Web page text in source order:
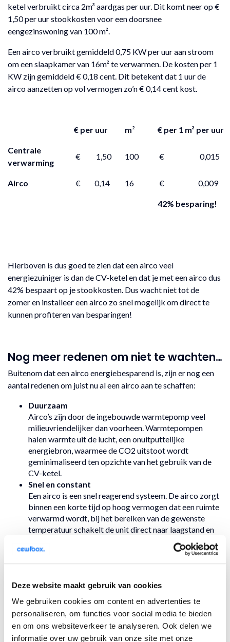
Deze website maakt gebruik van cookies
We gebruiken cookies om content en advertenties te
personaliseren, om functies voor social media te bieden
en om ons websiteverkeer te analyseren. Ook delen we
informatie over uw gebruik van onze site met onze
ketel verbruikt circa 2m³ aardgas per uur. Dit komt neer op €
1,50 per uur stookkosten voor een doorsnee
eengezinswoning van 100 m².
Een airco verbruikt gemiddeld 0,75 KW per uur aan stroom
om een slaapkamer van 16m² te verwarmen. De kosten per 1
KW zijn gemiddeld € 0,18 cent. Dit betekent dat 1 uur de
airco aanzetten op vol vermogen zo’n € 0,14 cent kost.
€ per uur m² € per 1 m² per uur
Centrale
verwarming
€ 1,50 100 € 0,015
Airco € 0,14 16 € 0,009
42% besparing!
Hierboven is dus goed te zien dat een airco veel
energiezuiniger is dan de CV-ketel en dat je met een airco dus
42% bespaart op je stookkosten. Dus wacht niet tot de
zomer en installeer een airco zo snel mogelijk om direct te
kunnen profiteren van besparingen!
Nog meer redenen om niet te wachten…
Buitenom dat een airco energiebesparend is, zijn er nog een
aantal redenen om juist nu al een airco aan te schaffen:
Duurzaam
Airco’s zijn door de ingebouwde warmtepomp veel
milieuvriendelijker dan voorheen. Warmtepompen
halen warmte uit de lucht, een onuitputtelijke
energiebron, waarmee de CO2 uitstoot wordt
geminimaliseerd ten opzichte van het gebruik van de
CV-ketel.
Snel en constant
Een airco is een snel reagerend systeem. De airco zorgt
binnen een korte tijd op hoog vermogen dat een ruimte
verwarmd wordt, bij het bereiken van de gewenste
temperatuur schakelt de unit direct naar laagstand en
wordt de temperatuur in deze stand constant op de
gewenste temperatuur gehouden.
Multi functioneel
dat efficiënt en snel een ruimte kan verwarmen, terwijl
je in de zomermaanden hetzelfde product kan
gebruiken om de ruimte te koelen. Dat noemen wij
gezegd een win-win situatie!
AanschafOp onze website hebben wij verschillende